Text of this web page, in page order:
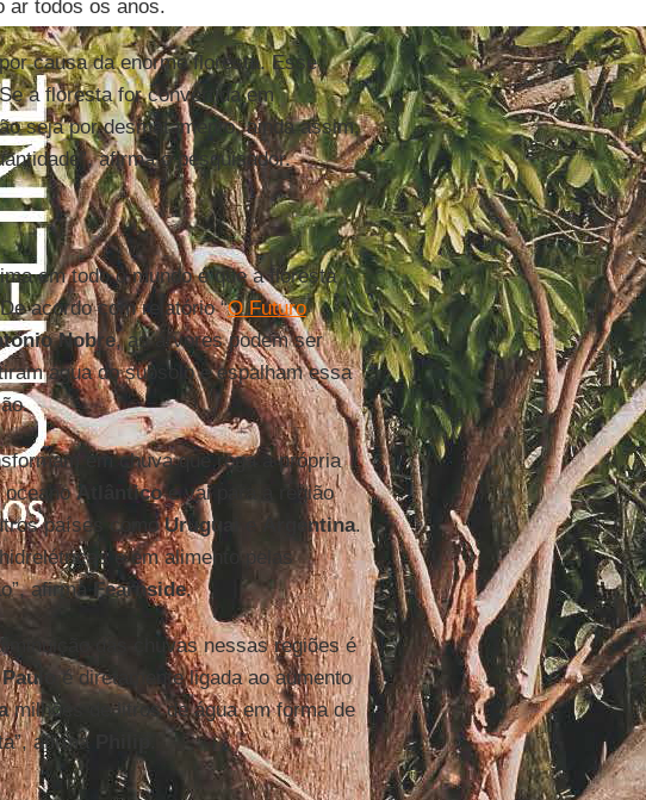
ar todos os anos.
causa da enorme floresta. Esse
a floresta for convertida em
seja por desmatamento, ainda assim,
afirma o pesquisador.
em todo o mundo é que a floresta
acordo com relatório “O Futuro
Nobre, as árvores podem ser
água do subsolo e espalham essa
em chuva que rega a própria
oceanoAtlânticoe vai para a região
países comoUruguai Argentina.
e em alimento pelas
afirma Fearnside.
das chuvas nessas regiões é
é diretamente ligada ao aumento
milhões de litros de água em forma de
afirma